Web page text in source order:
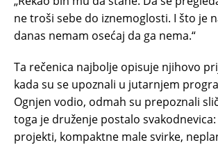
ne troši sebe do iznemoglosti. I što je
danas nemam osećaj da ga nema.“
Ta rečenica najbolje opisuje njihovo
kada su se upoznali u jutarnjem
Ognjen vodio, odmah su prepoznali
toga je druženje postalo
projekti, kompaktne male svirke,